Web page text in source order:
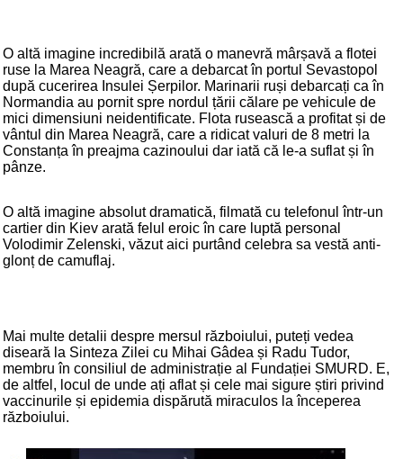
O altă imagine incredibilă arată o manevră mârșavă a flotei
ruse la Marea Neagră, care a debarcat în portul Sevastopol
după cucerirea Insulei Șerpilor. Marinarii ruși debarcați ca în
Normandia au pornit spre nordul țării călare pe vehicule de
mici dimensiuni neidentificate. Flota rusească a profitat și de
vântul din Marea Neagră, care a ridicat valuri de 8 metri la
Constanța în preajma cazinoului dar iată că le-a suflat și în
pânze.
O altă imagine absolut dramatică, filmată cu telefonul într-un
cartier din Kiev arată felul eroic în care luptă personal
Volodimir Zelenski, văzut aici purtând celebra sa vestă anti-
glonț de camuflaj.
Mai multe detalii despre mersul războiului, puteți vedea
diseară la Sinteza Zilei cu Mihai Gâdea și Radu Tudor,
membru în consiliul de administrație al Fundației SMURD. E,
de altfel, locul de unde ați aflat și cele mai sigure știri privind
vaccinurile și epidemia dispărută miraculos la începerea
războiului.